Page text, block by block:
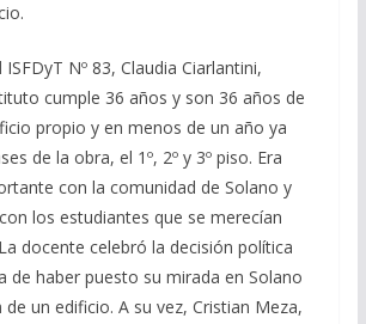
Nº 83, Claudia Ciarlantini,
cumple 36 años y son 36 años de
propio y en menos de un año ya
de la obra, el 1º, 2º y 3º piso. Era
con la comunidad de Solano y
los estudiantes que se merecían
docente celebró la decisión política
de haber puesto su mirada en Solano
de un edificio. A su vez, Cristian Meza,